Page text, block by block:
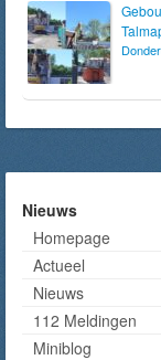
Nieuws
Homepage
Actueel
Nieuws
112 Meldingen
Miniblog